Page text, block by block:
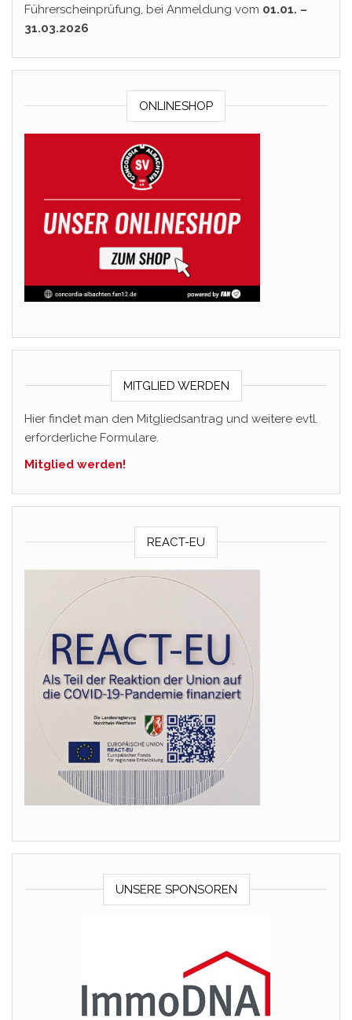
Führerscheinprüfung, bei Anmeldung vom 01.01. –
31.03.2026
ONLINESHOP
MITGLIED WERDEN
Hier findet man den Mitgliedsantrag und weitere evtl.
erforderliche Formulare.
Mitglied werden!
REACT-EU
UNSERE SPONSOREN